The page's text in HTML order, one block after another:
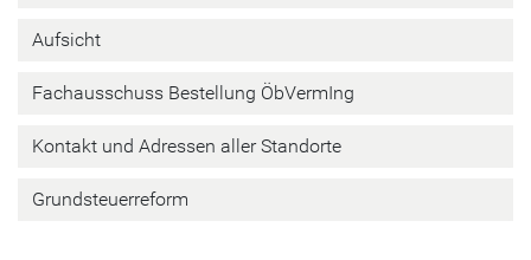
Aufsicht
Fachausschuss Bestellung ÖbVermIng
Kontakt und Adressen aller Standorte
Grundsteuerreform